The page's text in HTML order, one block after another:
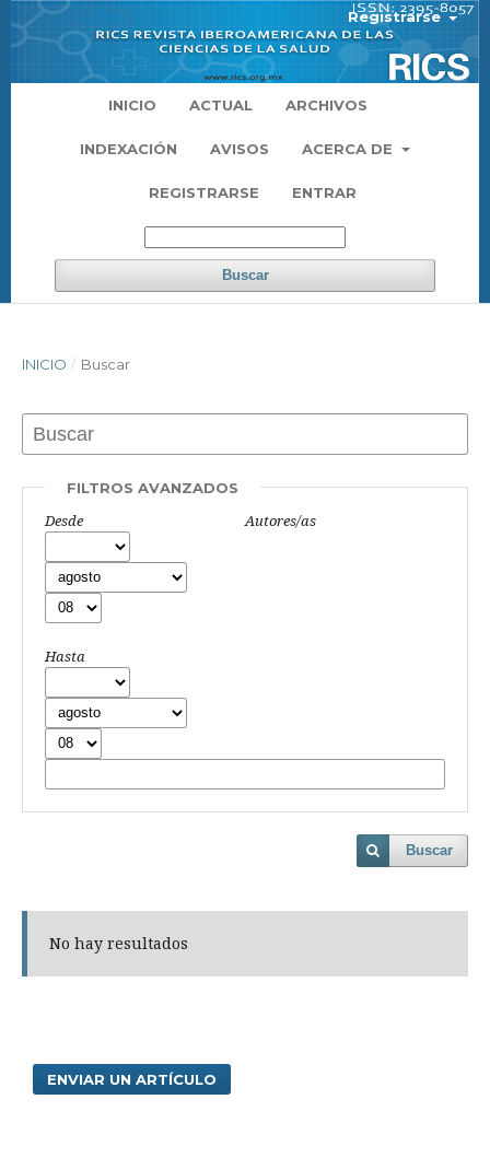
INICIO ACTUAL ARCHIVOS
INDEXACIÓN AVISOS ACERCA DE
REGISTRARSE ENTRAR
Buscar
Registrarse
INICIO / Buscar
FILTROS AVANZADOS
Desde
Hasta
Autores/as
Buscar
No hay resultados
ENVIAR UN ARTÍCULO